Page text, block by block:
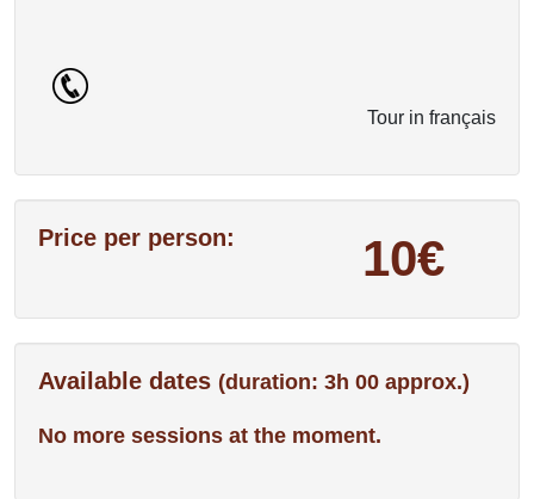
Tour in français
Price per person: 10€
Available dates (duration: 3h 00 approx.)
No more sessions at the moment.